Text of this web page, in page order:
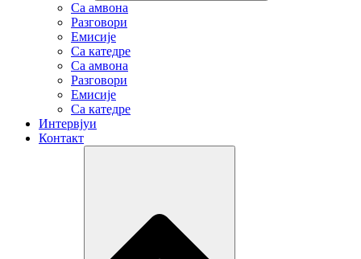
Са амвона
Разговори
Емисије
Са катедре
Са амвона
Разговори
Емисије
Са катедре
Интервјуи
Контакт